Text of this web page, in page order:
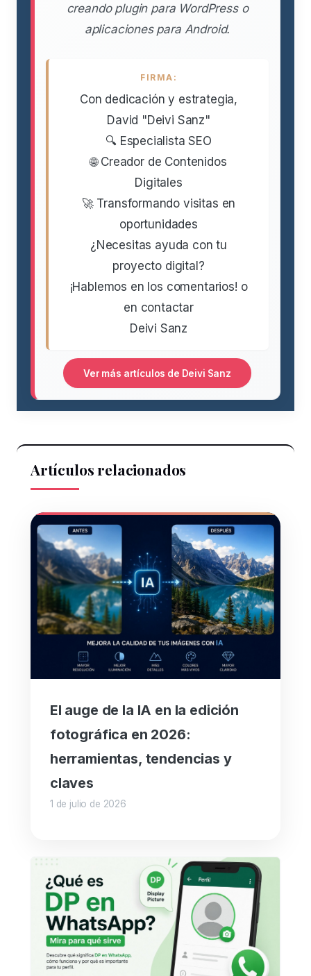
creando plugin para WordPress o
aplicaciones para Android.
FIRMA:
Con dedicación y estrategia,
David "Deivi Sanz"
🔍 Especialista SEO
🌐 Creador de Contenidos
Digitales
🚀 Transformando visitas en
oportunidades
¿Necesitas ayuda con tu
proyecto digital?
¡Hablemos en los comentarios! o
en contactar
Deivi Sanz
Ver más artículos de Deivi Sanz
Artículos relacionados
El auge de la IA en la edición
fotográfica en 2026:
herramientas, tendencias y
claves
1 de julio de 2026